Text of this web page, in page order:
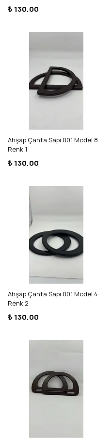
₺ 130.00
Ahşap Çanta Sapı 001 Model 8
Renk 1
₺ 130.00
Ahşap Çanta Sapı 001 Model 4
Renk 2
₺ 130.00